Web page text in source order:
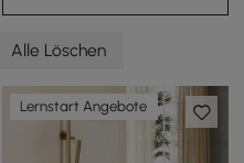
Alle Löschen
Lernstart Angebote